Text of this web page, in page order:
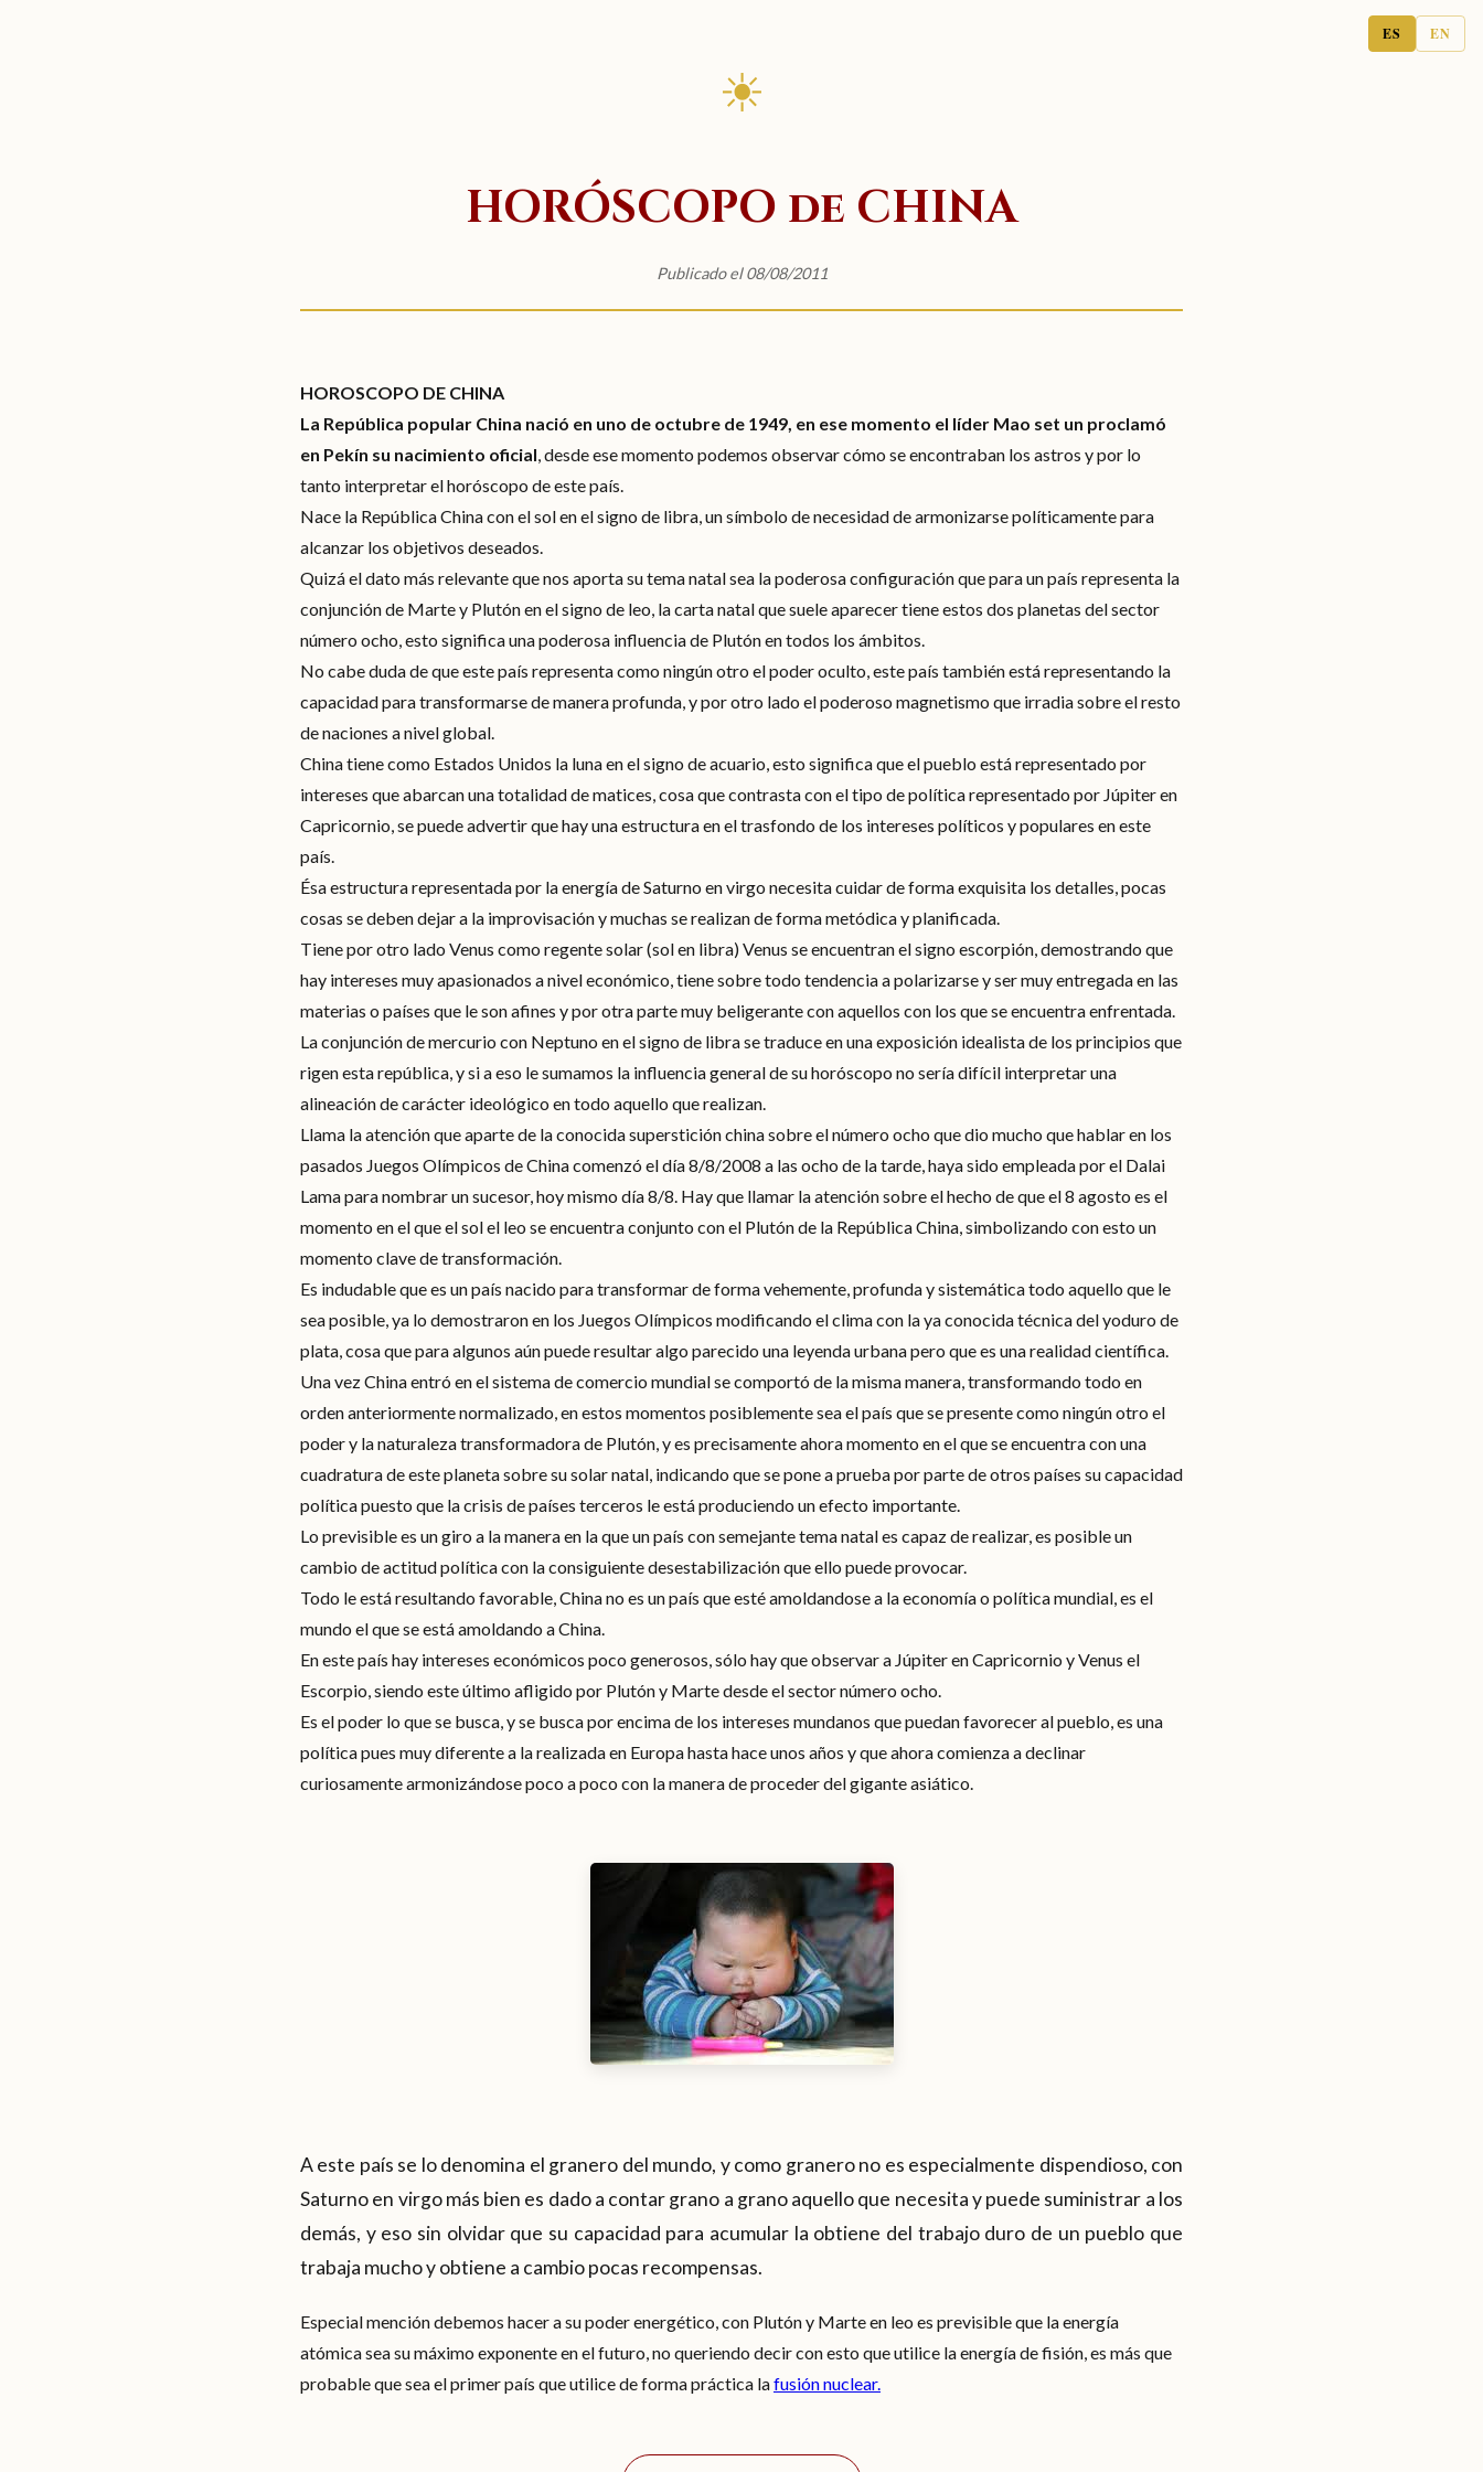
ES EN
☀
HORÓSCOPO de CHINA
Publicado el 08/08/2011
HOROSCOPO DE CHINA
La República popular China nació en uno de octubre de 1949, en ese momento el líder Mao set un proclamó
en Pekín su nacimiento oficial , desde ese momento podemos observar cómo se encontraban los astros y por lo
tanto interpretar el horóscopo de este país.
Nace la República China con el sol en el signo de libra, un símbolo de necesidad de armonizarse políticamente para
alcanzar los objetivos deseados.
Quizá el dato más relevante que nos aporta su tema natal sea la poderosa configuración que para un país representa la
conjunción de Marte y Plutón en el signo de leo, la carta natal que suele aparecer tiene estos dos planetas del sector
número ocho, esto significa una poderosa influencia de Plutón en todos los ámbitos.
No cabe duda de que este país representa como ningún otro el poder oculto, este país también está representando la
capacidad para transformarse de manera profunda, y por otro lado el poderoso magnetismo que irradia sobre el resto
de naciones a nivel global.
China tiene como Estados Unidos la luna en el signo de acuario, esto significa que el pueblo está representado por
intereses que abarcan una totalidad de matices, cosa que contrasta con el tipo de política representado por Júpiter en
Capricornio, se puede advertir que hay una estructura en el trasfondo de los intereses políticos y populares en este
país.
Ésa estructura representada por la energía de Saturno en virgo necesita cuidar de forma exquisita los detalles, pocas
cosas se deben dejar a la improvisación y muchas se realizan de forma metódica y planificada.
Tiene por otro lado Venus como regente solar (sol en libra) Venus se encuentran el signo escorpión, demostrando que
hay intereses muy apasionados a nivel económico, tiene sobre todo tendencia a polarizarse y ser muy entregada en las
materias o países que le son afines y por otra parte muy beligerante con aquellos con los que se encuentra enfrentada.
La conjunción de mercurio con Neptuno en el signo de libra se traduce en una exposición idealista de los principios que
rigen esta república, y si a eso le sumamos la influencia general de su horóscopo no sería difícil interpretar una
alineación de carácter ideológico en todo aquello que realizan.
Llama la atención que aparte de la conocida superstición china sobre el número ocho que dio mucho que hablar en los
pasados Juegos Olímpicos de China comenzó el día 8/8/2008 a las ocho de la tarde, haya sido empleada por el Dalai
Lama para nombrar un sucesor, hoy mismo día 8/8. Hay que llamar la atención sobre el hecho de que el 8 agosto es el
momento en el que el sol el leo se encuentra conjunto con el Plutón de la República China, simbolizando con esto un
momento clave de transformación.
Es indudable que es un país nacido para transformar de forma vehemente, profunda y sistemática todo aquello que le
sea posible, ya lo demostraron en los Juegos Olímpicos modificando el clima con la ya conocida técnica del yoduro de
plata, cosa que para algunos aún puede resultar algo parecido una leyenda urbana pero que es una realidad científica.
Una vez China entró en el sistema de comercio mundial se comportó de la misma manera, transformando todo en
orden anteriormente normalizado, en estos momentos posiblemente sea el país que se presente como ningún otro el
poder y la naturaleza transformadora de Plutón, y es precisamente ahora momento en el que se encuentra con una
cuadratura de este planeta sobre su solar natal, indicando que se pone a prueba por parte de otros países su capacidad
política puesto que la crisis de países terceros le está produciendo un efecto importante.
Lo previsible es un giro a la manera en la que un país con semejante tema natal es capaz de realizar, es posible un
cambio de actitud política con la consiguiente desestabilización que ello puede provocar.
Todo le está resultando favorable, China no es un país que esté amoldandose a la economía o política mundial, es el
mundo el que se está amoldando a China.
En este país hay intereses económicos poco generosos, sólo hay que observar a Júpiter en Capricornio y Venus el
Escorpio, siendo este último afligido por Plutón y Marte desde el sector número ocho.
Es el poder lo que se busca, y se busca por encima de los intereses mundanos que puedan favorecer al pueblo, es una
política pues muy diferente a la realizada en Europa hasta hace unos años y que ahora comienza a declinar
curiosamente armonizándose poco a poco con la manera de proceder del gigante asiático.
A este país se lo denomina el granero del mundo, y como granero no es especialmente dispendioso, con
Saturno en virgo más bien es dado a contar grano a grano aquello que necesita y puede suministrar a los
demás, y eso sin olvidar que su capacidad para acumular la obtiene del trabajo duro de un pueblo que
trabaja mucho y obtiene a cambio pocas recompensas.
Especial mención debemos hacer a su poder energético, con Plutón y Marte en leo es previsible que la energía
atómica sea su máximo exponente en el futuro, no queriendo decir con esto que utilice la energía de fisión, es más que
probable que sea el primer país que utilice de forma práctica lafusión nuclear.